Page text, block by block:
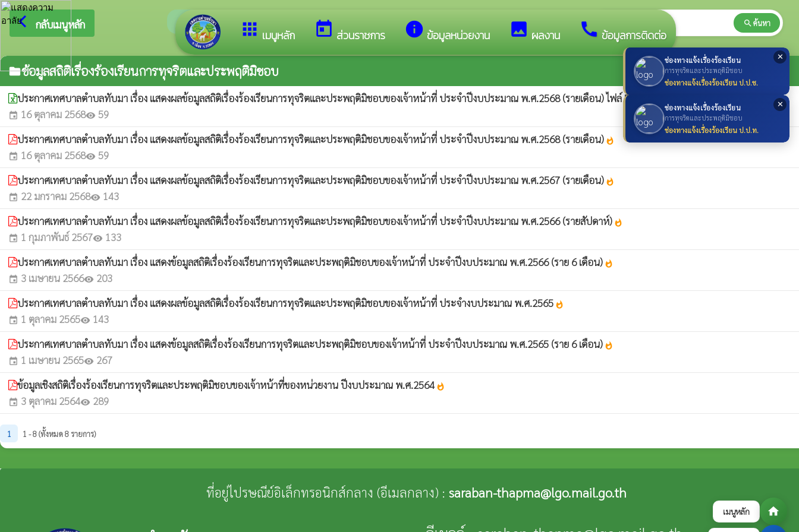
เมนูหลัก home
✕
ช่องทางแจ้งเรื่องร้องเรียน
การทุจริตและประพฤติมิชอบ
ช่องทางแจ้งเรื่องร้องเรียน ป.ป.ช.
✕
ช่องทางแจ้งเรื่องร้องเรียน
การทุจริตและประพฤติมิชอบ
ช่องทางแจ้งเรื่องร้องเรียน ป.ป.ท.
apps เมนูหลัก today ส่วนราชการ info ข้อมูลหน่วยงาน image ผลงาน call ข้อมูลการติดต่อ
arrow_back_ios กลับเมนูหลัก ยินดีต้อนรับสู่เว็บไซต์ของ เทศบาลตำบลทับมา search ค้นหา
folderข้อมูลสถิติเรื่องร้องเรียนการทุจริตและประพฤติมิชอบ
ประกาศเทศบาลตำบลทับมา เรื่อง แสดงผลข้อมูลสถิติเรื่องร้องเรียนการทุจริตและประพฤติมิชอบของเจ้าหน้าที่ ประจำปีงบประมาณ พ.ศ.2568 (รายเดือน) ไฟล์ Excel
event 16 ตุลาคม 2568visibility 59
ประกาศเทศบาลตำบลทับมา เรื่อง แสดงผลข้อมูลสถิติเรื่องร้องเรียนการทุจริตและประพฤติมิชอบของเจ้าหน้าที่ ประจำปีงบประมาณ พ.ศ.2568 (รายเดือน) whatshot
event 16 ตุลาคม 2568visibility 59
ประกาศเทศบาลตำบลทับมา เรื่อง แสดงผลข้อมูลสถิติเรื่องร้องเรียนการทุจริตและประพฤติมิชอบของเจ้าหน้าที่ ประจำปีงบประมาณ พ.ศ.2567 (รายเดือน) whatshot
event 22 มกราคม 2568visibility 143
ประกาศเทศบาลตำบลทับมา เรื่อง แสดงผลข้อมูลสถิติเรื่องร้องเรียนการทุจริตและประพฤติมิชอบของเจ้าหน้าที่ ประจำปีงบประมาณ พ.ศ.2566 (รายสัปดาห์) whatshot
event 1 กุมภาพันธ์ 2567visibility 133
ประกาศเทศบาลตำบลทับมา เรื่อง แสดงข้อมูลสถิติเรื่องร้องเรียนการทุจริตและประพฤติมิชอบของเจ้าหน้าที่ ประจำปีงบประมาณ พ.ศ.2566 (ราย 6 เดือน) whatshot
event 3 เมษายน 2566visibility 203
ประกาศเทศบาลตำบลทับมา เรื่อง แสดงผลข้อมูลสถิติเรื่องร้องเรียนการทุจริตและประพฤติมิชอบของเจ้าหน้าที่ ประจำงบประมาณ พ.ศ.2565 whatshot
event 1 ตุลาคม 2565visibility 143
ประกาศเทศบาลตำบลทับมา เรื่อง แสดงข้อมูลสถิติเรื่องร้องเรียนการทุจริตและประพฤติมิชอบของเจ้าหน้าที่ ประจำปีงบประมาณ พ.ศ.2565 (ราย 6 เดือน) whatshot
event 1 เมษายน 2565visibility 267
ข้อมูลเชิงสถิติเรื่องร้องเรียนการทุจริตและประพฤติมิชอบของเจ้าหน้าที่ของหน่วยงาน ปีงบประมาณ พ.ศ.2564 whatshot
event 3 ตุลาคม 2564visibility 289
1 1 - 8 (ทั้งหมด 8 รายการ)
ที่อยู่ไปรษณีย์อิเล็กทรอนิกส์กลาง (อีเมลกลาง) : saraban-thapma@lgo.mail.go.th